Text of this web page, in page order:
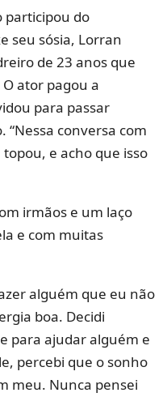
participou do
seu sósia, Lorran
de 23 anos que
ator pagou a
para passar
“Nessa conversa com
e acho que isso
irmãos e um laço
e com muitas
alguém que eu não
boa. Decidi
para ajudar alguém e
percebi que o sonho
meu. Nunca pensei